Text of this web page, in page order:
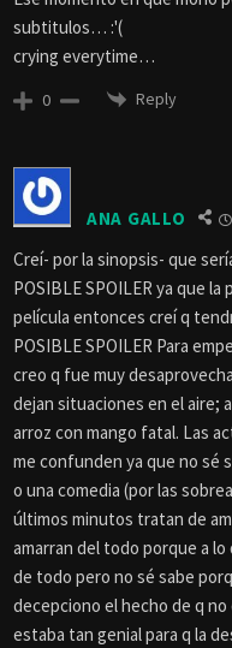
subtitulos… :'(
crying everytime…
0 Reply
ANA GALLO
Creí- por la sinopsis- que
POSIBLE SPOILER ya que
película entonces creí q
POSIBLE SPOILER Para
creo q fue muy
dejan situaciones en el aire;
arroz con mango fatal. Las
me confunden ya que no sé
o una comedia (por las
últimos minutos tratan de
amarran del todo porque a
de todo pero no sé sabe
decepciono el hecho de q no
estaba tan genial para q la